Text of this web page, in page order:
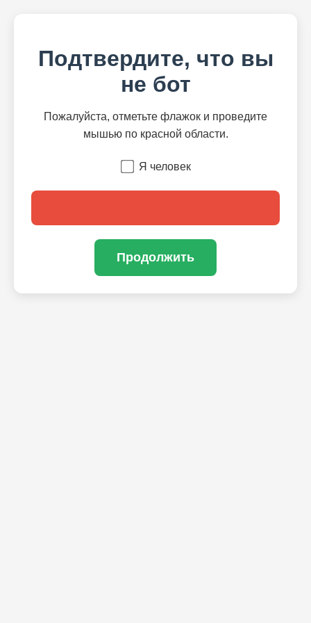
Подтвердите, что вы
не бот
Пожалуйста, отметьте флажок и проведите
мышью по красной области.
Я человек
Продолжить